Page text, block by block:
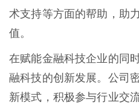
术支持等方面的帮助，助
值。
在赋能金融科技企业的同
融科技的创新发展。公司
新模式，积极参与行业交